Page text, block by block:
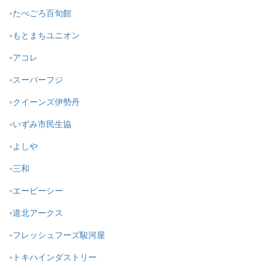
たべごろ百旬館
もとまちユニオン
アコレ
スーパーフジ
クイーンズ伊勢丹
いずみ市民生協
よしや
三和
エービーシー
道北アークス
フレッシュフーズ駿河屋
トキハインダストリー